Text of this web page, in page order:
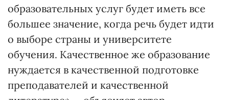
образовательных услуг будет иметь все
большее значение, когда речь будет идти
о выборе страны и университете
обучения. Качественное же образование
нуждается в качественной подготовке
преподавателей и качественной